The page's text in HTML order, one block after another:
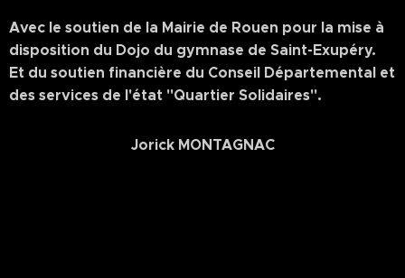
Avec le soutien de la Mairie de Rouen pour la mise à
disposition du Dojo du gymnase de Saint-Exupéry.
Et du soutien financière du Conseil Départemental et
des services de l'état "Quartier Solidaires".
Jorick MONTAGNAC